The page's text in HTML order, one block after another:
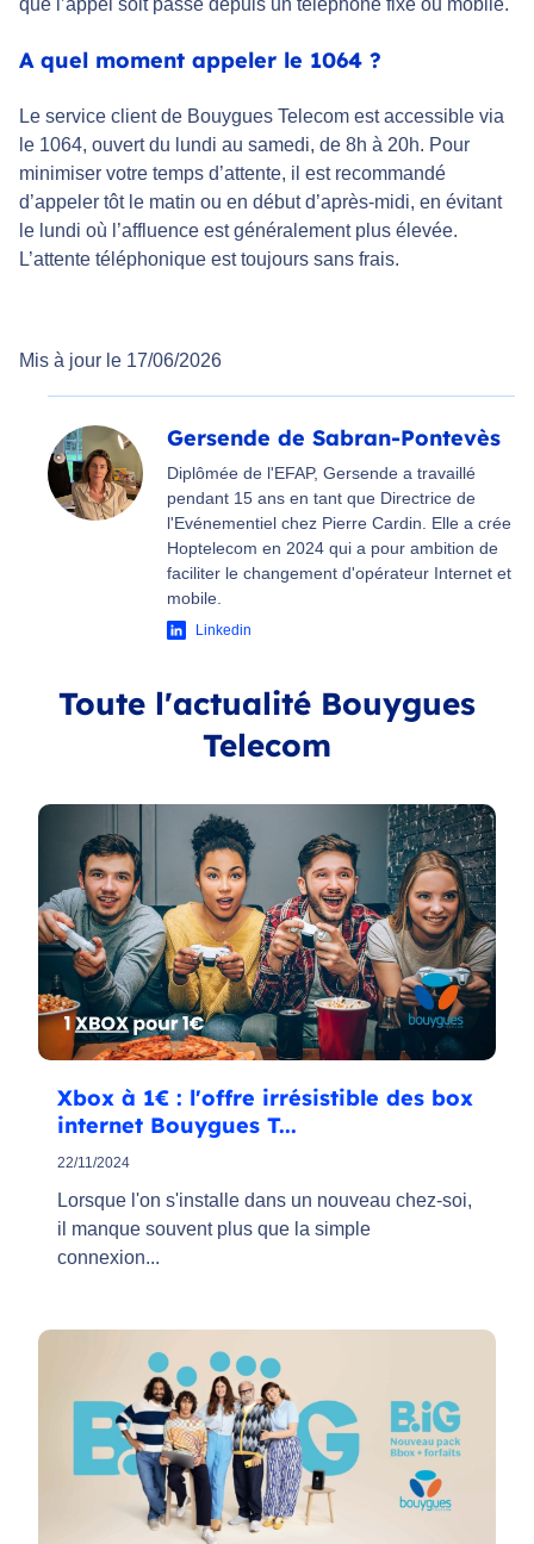
A quel moment appeler le 1064 ?
Le service client de Bouygues Telecom est accessible via
le 1064, ouvert du lundi au samedi, de 8h à 20h. Pour
minimiser votre temps d’attente, il est recommandé
d’appeler tôt le matin ou en début d’après-midi, en évitant
le lundi où l’affluence est généralement plus élevée.
L’attente téléphonique est toujours sans frais.
Mis à jour le 17/06/2026
Gersende de Sabran-Pontevès
Diplômée de l'EFAP, Gersende a travaillé
pendant 15 ans en tant que Directrice de
l'Evénementiel chez Pierre Cardin. Elle a crée
Hoptelecom en 2024 qui a pour ambition de
faciliter le changement d'opérateur Internet et
mobile.
Linkedin
Toute l'actualité Bouygues
Telecom
Xbox à 1€ : l'offre irrésistible des box
internet Bouygues T...
22/11/2024
Lorsque l'on s'installe dans un nouveau chez-soi,
il manque souvent plus que la simple
connexion...